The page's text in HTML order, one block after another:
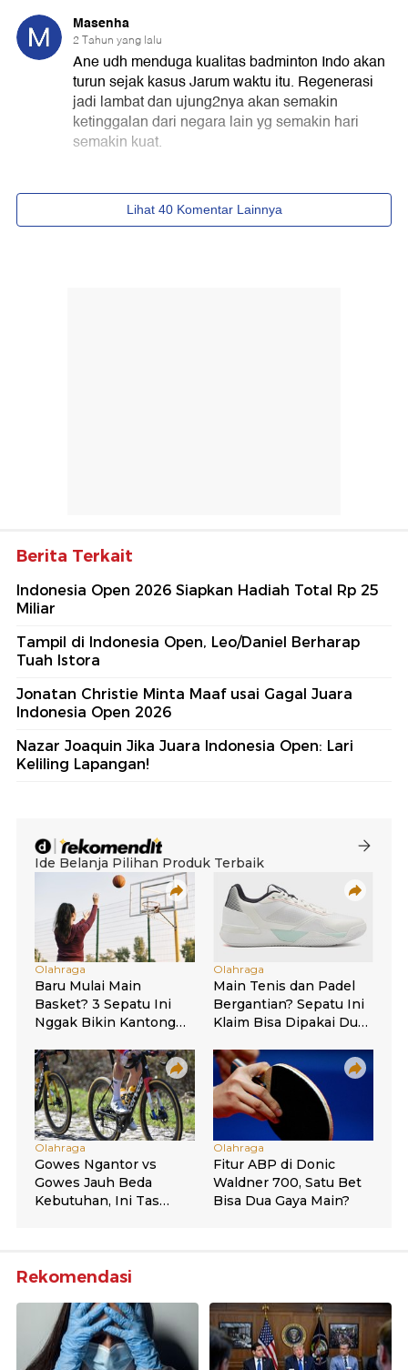
Berita Terkait
Indonesia Open 2026 Siapkan Hadiah Total Rp 25
Miliar
Tampil di Indonesia Open, Leo/Daniel Berharap
Tuah Istora
Jonatan Christie Minta Maaf usai Gagal Juara
Indonesia Open 2026
Nazar Joaquin Jika Juara Indonesia Open: Lari
Keliling Lapangan!
Rekomendasi